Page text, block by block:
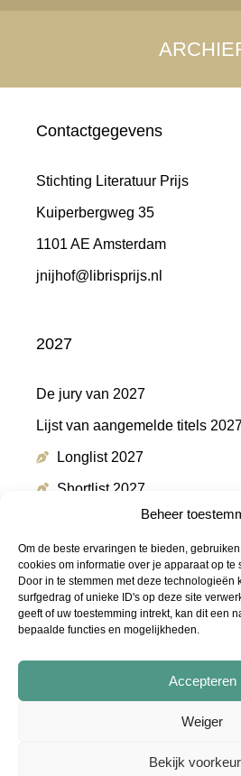
Beheer
Om de beste ervaringen te bieden,
cookies om informatie over je apparaat op te
Door in te stemmen met deze
surfgedrag of unieke ID's op deze site
geeft of uw toestemming intrekt, kan dit een
bepaalde functies en mogelijkheden.
Accepteren
Weiger
Bekijk
Contactgegevens
Stichting Literatuur Prijs
Kuiperbergweg 35
1101 AE Amsterdam
jnijhof@librisprijs.nl
2027
De jury van 2027
Lijst van aangemelde titels
Longlist 2027
Shortlist 2027
Winnaar 2027
Meer informatie
Persmap
Podcast "De Shortlist"